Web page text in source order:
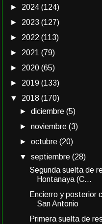
► 2024 (124)
► 2023 (127)
► 2022 (113)
► 2021 (79)
► 2020 (65)
► 2019 (133)
▼ 2018 (170)
►diciembre(5)
►noviembre(3)
►octubre(20)
▼septiembre(28)
Segunda suelta de
Hontanaya (C...
Encierro y posterior
San Antonio
Primera suelta de